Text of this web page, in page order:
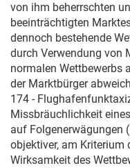
von ihm beherrschten
beeinträchtigten
dennoch bestehende
durch Verwendung von
normalen Wettbewerbs
der Marktbürger
174 -
Missbräuchlichkeit
auf Folgenerwägungen (
objektiver, am Kriterium
Wirksamkeit des